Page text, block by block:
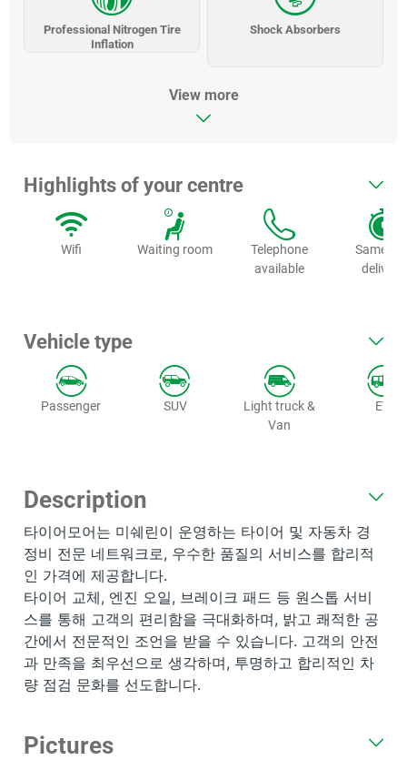
Professional Nitrogen Tire
Inflation
Shock Absorbers
View more
Highlights of your centre
Wifi Waiting room
Telephone
available
Same
delivery
Vehicle type
Passenger SUV
Light truck &
Van
EV
Description
타이어모어는 미쉐린이 운영하는 타이어 및 자동차 경
정비 전문 네트워크로, 우수한 품질의 서비스를 합리적
인 가격에 제공합니다.
타이어 교체, 엔진 오일, 브레이크 패드 등 원스톱 서비
스를 통해 고객의 편리함을 극대화하며, 밝고 쾌적한 공
간에서 전문적인 조언을 받을 수 있습니다. 고객의 안전
과 만족을 최우선으로 생각하며, 투명하고 합리적인 차
량 점검 문화를 선도합니다.
Pictures